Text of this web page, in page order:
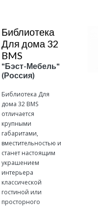
Библиотека
Для дома 32
BMS
"Бэст-Мебель"
(Россия)
Библиотека Для
дома 32 BMS
отличается
крупными
габаритами,
вместительностью и
станет настоящим
украшением
интерьера
классической
гостиной или
просторного